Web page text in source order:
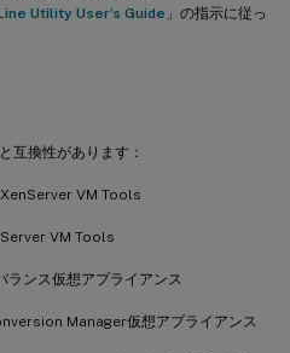
Utility User’s Guide 」の指示に従っ
互換性があります：
VM Tools
VM Tools
ランス仮想アプライアンス
Manager仮想アプライアンス